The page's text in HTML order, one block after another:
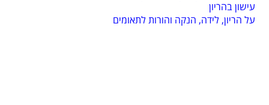
עישון בהריון
על הריון, לידה, הנקה והורות לתאומים